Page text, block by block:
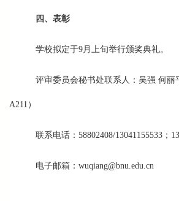
四、表彰
学校拟定于9月上旬举行颁奖典礼。
评审委员会秘书处联系人：吴强 何丽
A211）
联系电话：58802408/13041155533；
电子邮箱：wuqiang@bnu.edu.cn